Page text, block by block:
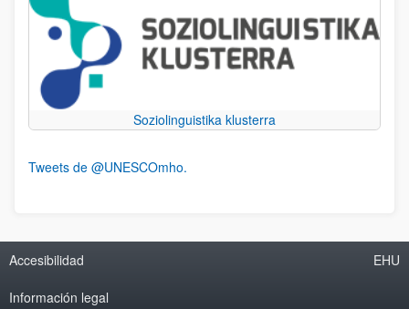
Soziolinguistika klusterra
Tweets de @UNESCOmho.
Accesibilidad
Información legal
EHU